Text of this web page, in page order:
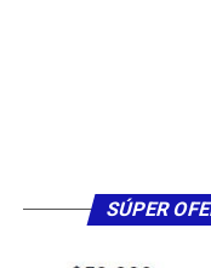
SÚPER